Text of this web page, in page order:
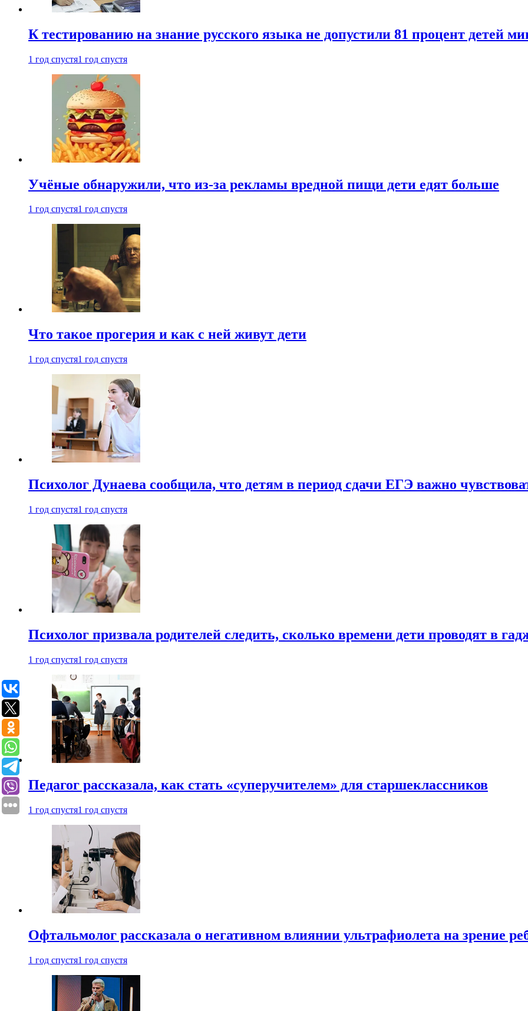
К тестированию на знание русского языка не допустили 81 процент детей
1 год спустя1 год спустя
Учёные обнаружили, что из-за рекламы вредной пищи дети едят больше
1 год спустя1 год спустя
Что такое прогерия и как с ней живут дети
1 год спустя1 год спустя
Психолог Дунаева сообщила, что детям в период сдачи ЕГЭ важно
1 год спустя1 год спустя
Психолог призвала родителей следить, сколько времени дети проводят в
1 год спустя1 год спустя
Педагог рассказала, как стать «суперучителем» для старшеклассников
1 год спустя1 год спустя
Офтальмолог рассказала о негативном влиянии ультрафиолета на зрение
1 год спустя1 год спустя